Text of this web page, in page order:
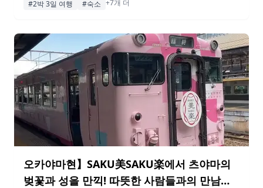
술의 섬이라 불리는 도요시마로 향한다.섬 전체에 예술작품
#2박 3일 여행
#숙소 +7개 더
오카야마현】SAKU美SAKU楽에서 츠야마의
벚꽃과 성을 만끽! 따뜻한 사람들과의 만남도